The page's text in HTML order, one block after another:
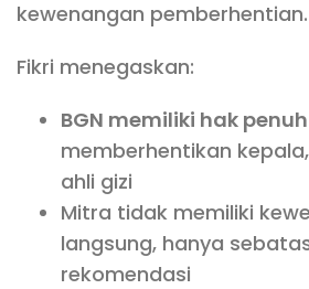
kewenangan pemberhentian.
Fikri menegaskan:
BGN memiliki hak penuh
memberhentikan
ahli gizi
Mitra tidak memiliki
langsung, hanya
rekomendasi